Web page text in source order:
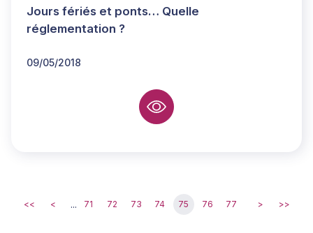
Jours fériés et ponts… Quelle
réglementation ?
09/05/2018
<< < ... 71 72 73 74 75 76 77 > >>